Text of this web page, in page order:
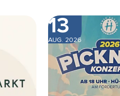
13
AUG. 2026